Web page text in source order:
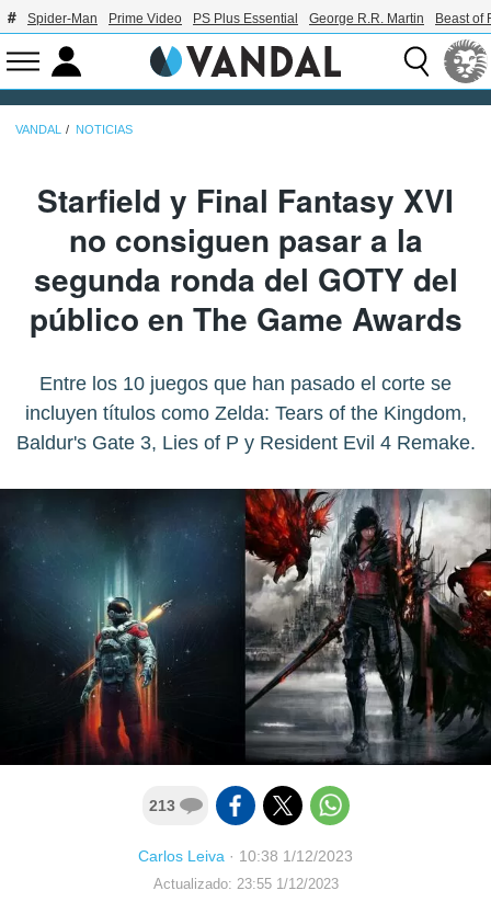
Spider-Man Prime Video PS Plus Essential George R.R. Martin Beast of
VANDAL NOTICIAS
Starfield y Final Fantasy XVI
no consiguen pasar a la
segunda ronda del GOTY del
público en The Game Awards
Entre los 10 juegos que han pasado el corte se
incluyen títulos como Zelda: Tears of the Kingdom,
Baldur's Gate 3, Lies of P y Resident Evil 4 Remake.
213
Carlos Leiva · 10:38 1/12/2023
Actualizado: 23:55 1/12/2023